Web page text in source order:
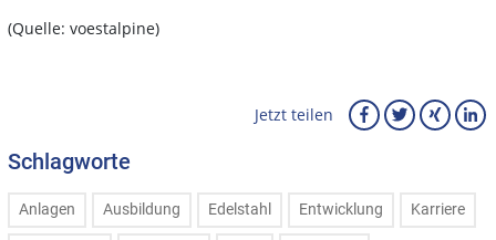
(Quelle: voestalpine)
Jetzt teilen
Schlagworte
Anlagen Ausbildung Edelstahl Entwicklung Karriere